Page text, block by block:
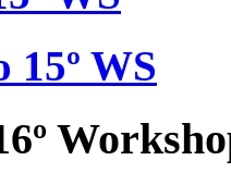
15º WS